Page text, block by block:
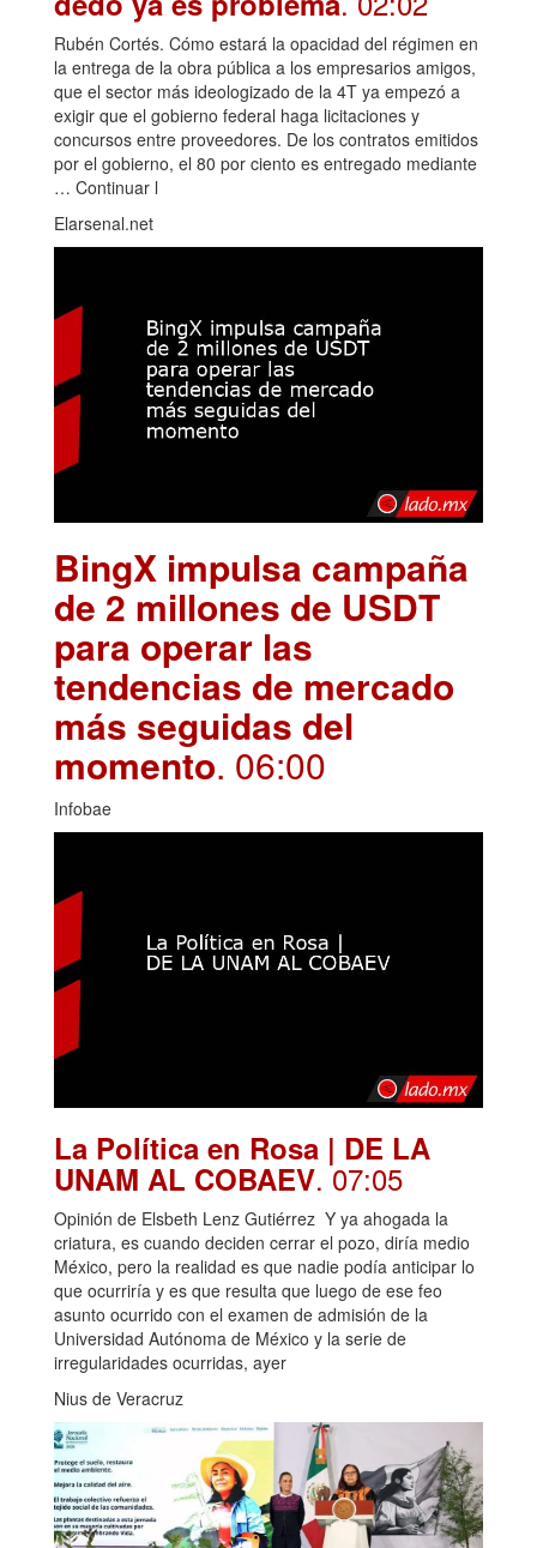
Rubén Cortés. Cómo estará la opacidad del régimen en
la entrega de la obra pública a los empresarios amigos,
que el sector más ideologizado de la 4T ya empezó a
exigir que el gobierno federal haga licitaciones y
concursos entre proveedores. De los contratos emitidos
por el gobierno, el 80 por ciento es entregado mediante
… Continuar l
Elarsenal.net
BingX impulsa campaña
de 2 millones de USDT
para operar las
tendencias de mercado
más seguidas del
momento. 06:00
Infobae
La Política en Rosa | DE LA
UNAM AL COBAEV. 07:05
Opinión de Elsbeth Lenz Gutiérrez Y ya ahogada la
criatura, es cuando deciden cerrar el pozo, diría medio
México, pero la realidad es que nadie podía anticipar lo
que ocurriría y es que resulta que luego de ese feo
asunto ocurrido con el examen de admisión de la
Universidad Autónoma de México y la serie de
irregularidades ocurridas, ayer
Nius de Veracruz